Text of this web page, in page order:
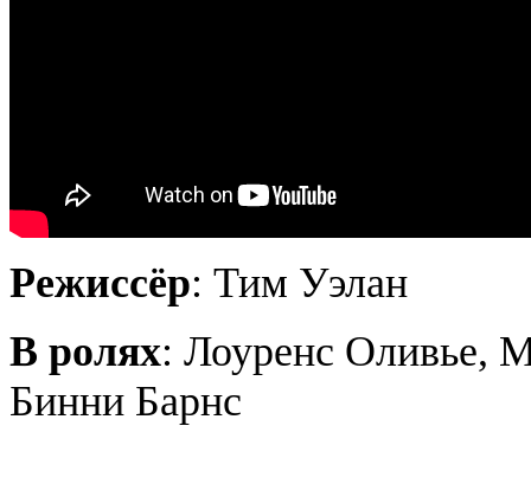
Режиссёр: Тим Уэлан
В ролях: Лоуренс Оливье,
Бинни Барнс